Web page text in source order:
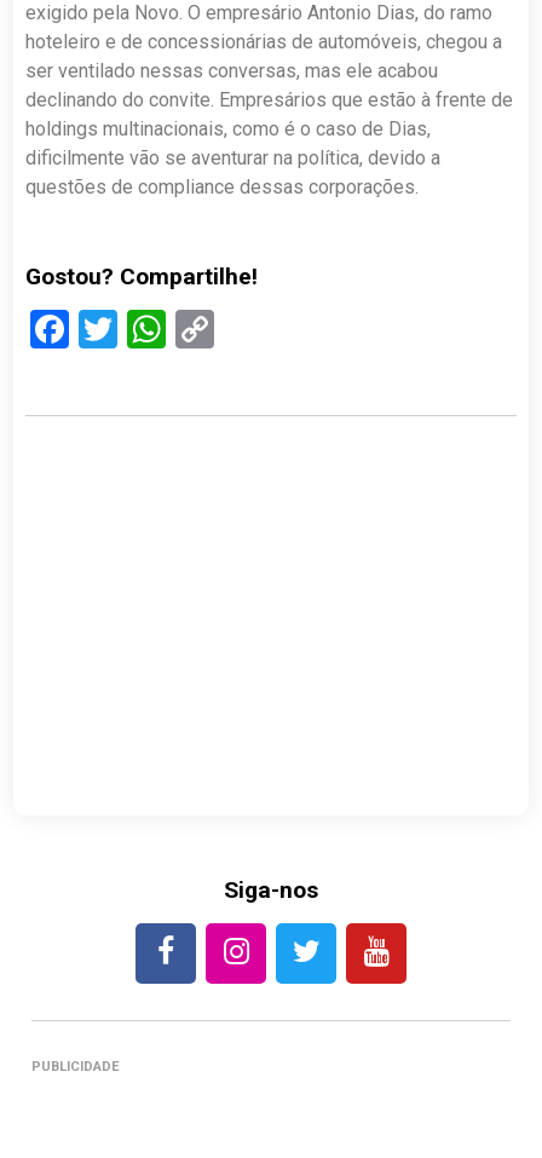
exigido pela Novo. O empresário Antonio Dias, do ramo
hoteleiro e de concessionárias de automóveis, chegou a
ser ventilado nessas conversas, mas ele acabou
declinando do convite. Empresários que estão à frente de
holdings multinacionais, como é o caso de Dias,
dificilmente vão se aventurar na política, devido a
questões de compliance dessas corporações.
Gostou? Compartilhe!
Facebook
TwitterWhatsApp
Siga-nos
PUBLICIDADE